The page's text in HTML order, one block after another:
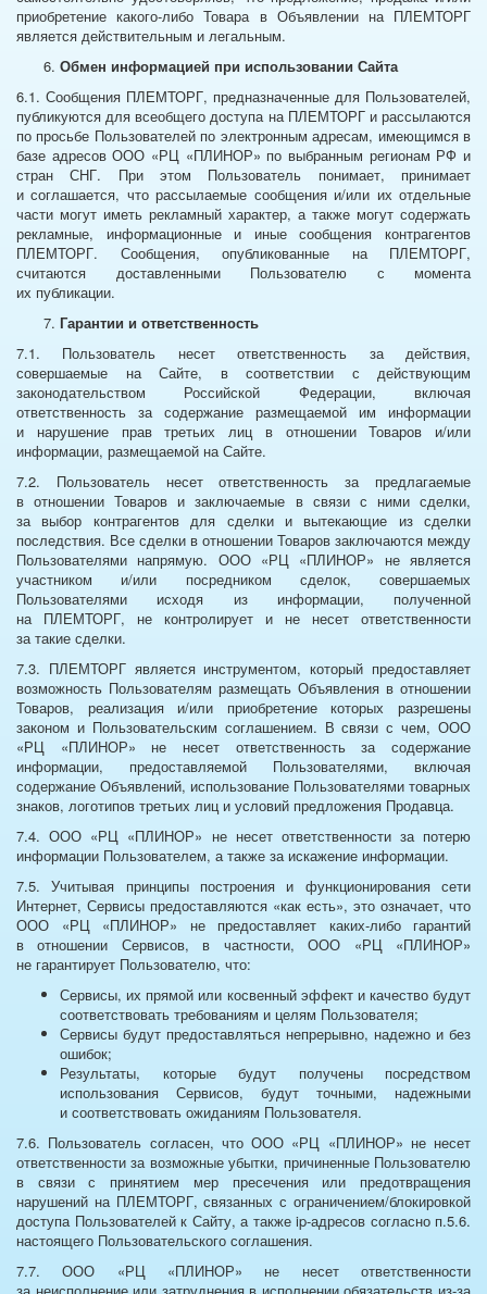
приобретение какого-либо Товара в Объявлении на ПЛЕМТОРГ
является действительным и легальным.
Обмен информацией при использовании Сайта
6.1. Сообщения ПЛЕМТОРГ, предназначенные для Пользователей,
публикуются для всеобщего доступа на ПЛЕМТОРГ и рассылаются
по просьбе Пользователей по электронным адресам, имеющимся в
базе адресов ООО «РЦ «ПЛИНОР» по выбранным регионам РФ и
стран СНГ. При этом Пользователь понимает, принимает
и соглашается, что рассылаемые сообщения и/или их отдельные
части могут иметь рекламный характер, а также могут содержать
рекламные, информационные и иные сообщения контрагентов
ПЛЕМТОРГ. Сообщения, опубликованные на ПЛЕМТОРГ,
считаются доставленными Пользователю с момента
их публикации.
Гарантии и ответственность
7.1. Пользователь несет ответственность за действия,
совершаемые на Сайте, в соответствии с действующим
законодательством Российской Федерации, включая
ответственность за содержание размещаемой им информации
и нарушение прав третьих лиц в отношении Товаров и/или
информации, размещаемой на Сайте.
7.2. Пользователь несет ответственность за предлагаемые
в отношении Товаров и заключаемые в связи с ними сделки,
за выбор контрагентов для сделки и вытекающие из сделки
последствия. Все сделки в отношении Товаров заключаются между
Пользователями напрямую. ООО «РЦ «ПЛИНОР» не является
участником и/или посредником сделок, совершаемых
Пользователями исходя из информации, полученной
на ПЛЕМТОРГ, не контролирует и не несет ответственности
за такие сделки.
7.3. ПЛЕМТОРГ является инструментом, который предоставляет
возможность Пользователям размещать Объявления в отношении
Товаров, реализация и/или приобретение которых разрешены
законом и Пользовательским соглашением. В связи с чем, ООО
«РЦ «ПЛИНОР» не несет ответственность за содержание
информации, предоставляемой Пользователями, включая
содержание Объявлений, использование Пользователями товарных
знаков, логотипов третьих лиц и условий предложения Продавца.
7.4. ООО «РЦ «ПЛИНОР» не несет ответственности за потерю
информации Пользователем, а также за искажение информации.
7.5. Учитывая принципы построения и функционирования сети
Интернет, Сервисы предоставляются «как есть», это означает, что
ООО «РЦ «ПЛИНОР» не предоставляет каких-либо гарантий
в отношении Сервисов, в частности, ООО «РЦ «ПЛИНОР»
не гарантирует Пользователю, что:
Сервисы, их прямой или косвенный эффект и качество будут
соответствовать требованиям и целям Пользователя;
Сервисы будут предоставляться непрерывно, надежно и без
ошибок;
Результаты, которые будут получены посредством
использования Сервисов, будут точными, надежными
и соответствовать ожиданиям Пользователя.
7.6. Пользователь согласен, что ООО «РЦ «ПЛИНОР» не несет
ответственности за возможные убытки, причиненные Пользователю
в связи с принятием мер пресечения или предотвращения
нарушений на ПЛЕМТОРГ, связанных с ограничением/блокировкой
доступа Пользователей к Сайту, а также ip-адресов согласно п.5.6.
настоящего Пользовательского соглашения.
7.7. ООО «РЦ «ПЛИНОР» не несет ответственности